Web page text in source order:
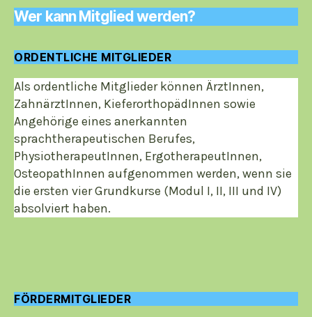
Wer kann Mitglied werden?
ORDENTLICHE MITGLIEDER
Als ordentliche Mitglieder können ÄrztInnen,
ZahnärztInnen, KieferorthopädInnen sowie
Angehörige eines anerkannten
sprachtherapeutischen Berufes,
PhysiotherapeutInnen, ErgotherapeutInnen,
OsteopathInnen aufgenommen werden, wenn sie
die ersten vier Grundkurse (Modul I, II, III und IV)
absolviert haben.
FÖRDERMITGLIEDER